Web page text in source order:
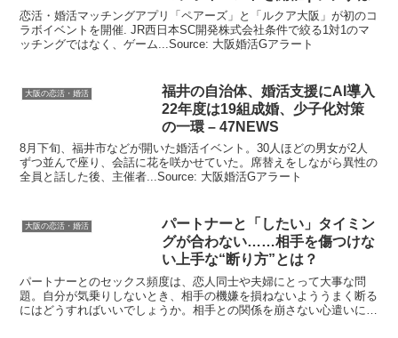
恋活・婚活マッチングアプリ「ペアーズ」と「ルクア大阪」が初のコ
ラボイベントを開催. JR西日本SC開発株式会社条件で絞る1対1のマ
ッチングではなく、ゲーム...Source: 大阪婚活Gアラート
大阪の恋活・婚活 福井の自治体、婚活支援にAI導入
22年度は19組成婚、少子化対策
の一環 – 47NEWS
8月下旬、福井市などが開いた婚活イベント。30人ほどの男女が2人
ずつ並んで座り、会話に花を咲かせていた。席替えをしながら異性の
全員と話した後、主催者...Source: 大阪婚活Gアラート
大阪の恋活・婚活
パートナーと「したい」タイミン
グが合わない……相手を傷つけな
い上手な“断り方”とは？
パートナーとのセックス頻度は、恋人同士や夫婦にとって大事な問
題。自分が気乗りしないとき、相手の機嫌を損ねないよううまく断る
にはどうすればいいでしょうか。相手との関係を崩さない心遣いにつ